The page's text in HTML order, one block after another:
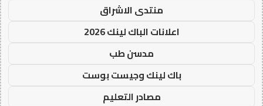
منتدى الاشراق
اعلانات الباك لينك 2026
مدسن طب
باك لينك وجيست بوست
مصادر التعليم